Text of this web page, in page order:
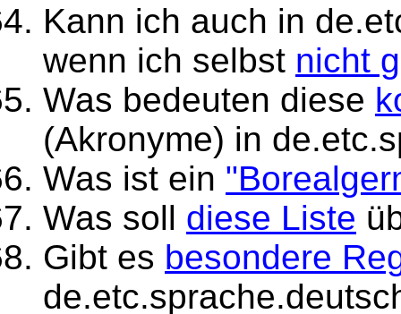
Kann ich auch in
wenn ich selbst nicht
Was bedeuten diese
(Akronyme) in
Was ist ein
Was soll diese Liste
Gibt es besondere